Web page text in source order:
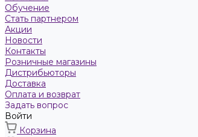
Обучение
Стать партнером
Акции
Новости
Контакты
Розничные магазины
Дистрибьюторы
Доставка
Оплата и возврат
Задать вопрос
Войти
Корзина